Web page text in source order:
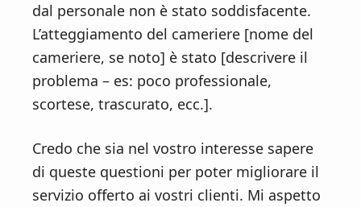
dal personale non è stato soddisfacente.
L’atteggiamento del cameriere [nome del
cameriere, se noto] è stato [descrivere il
problema – es: poco professionale,
scortese, trascurato, ecc.].
Credo che sia nel vostro interesse sapere
di queste questioni per poter migliorare il
servizio offerto ai vostri clienti. Mi aspetto